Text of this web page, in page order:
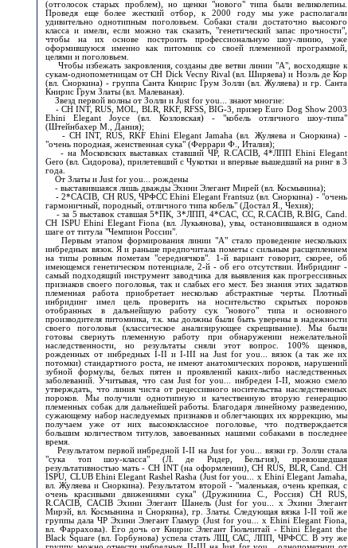
(отголосок старых проблем), но щенки "нового" типа были великолепны.
Проведя еще более жесткий отбор, к 2000 году мы уже располагали
удивительно однотипным поголовьем. Собаки стали достаточно высокого
класса и имели, если можно так сказать, "генетический запас прочности",
чтобы на их основе построить профессиональную шоу-линию, уже
оформившуюся именно как питомник со своей племенной программой,
целями и поголовьем.
Чтобы избежать закровления, созданы две ветви линии "А", восходящие к
сукам-однопометницам от CH Dick Vecny Rival (вл. Ширяева) и Ноэль де Кор
(вл. Сноркина) - группа Санта Книрис Грум Золли (вл. Жуляева) и гр. Санта
Книрис Грум Златы (вл. Малеваная).
Звезд первой волны от Золли и Just for you... знают многие:
- CH INT, RUS, MOL, BLR, RKF, RFSS, BIG-3, призер Euro Dog Show 2003
Ehini Elegant Joyce (вл. Козловская) - "кобель отличного шоу-типа"
(Штейнбахер М., Дания);
- CH INT, RUS, RKF Ehini Elegant Jamaha (вл. Жуляева и Сноркина) -
"очень породная, женственная сука" (Феррари Ф., Италия);
- на Московских выставках ставший ЧР, R.CACIB, 4*ЛПП Ehini Elegant
Gero (вл. Сидорова), прилетевший с Чукотки и впервые вышедший на ринг в 3
года.
От Златы и Just for you... рождены
- выставившаяся лишь дважды Эхини Элегант Мирей (вл. Космынина);
- 2*CACIB, CH RUS, ЧРФСС Ehini Elegant Frantsuz (вл. Сноркина) - "очень
гармоничный, породный, отличного типа кобель" (Достал Я., Чехия);
- за 5 выставок ставшая 5*ПК, 3*ЛПП, 4*CAC, СС, R.CACIB, R.BIG, Cand.
CH ISPU Ehini Elegant Fiona (вл. Лукьянова), увы, остановившаяся в одном
шаге от титула "Чемпион России".
Первым этапом формирования линии "А" стало проведение нескольких
инбредных вязок. Я и раньше предпочитала пометы с сильным расщеплением
на типы ровным пометам "середнячков". 1-й вариант говорит, скорее, об
имеющемся генетическом потенциале, 2-й - об его отсутствии. Инбридинг -
самый подходящий инструмент заводчика для выявления как прогрессивных
признаков своего поголовья, так и слабых его мест. Без знания этих задатков
племенная работа приобретает несколько абстрактные черты. Плотный
инбридинг имел цель проверить на носительство скрытых пороков
отобранных в дальнейшую работу сук "нового" типа и основного
производителя питомника, т.к. мы должны были быть уверены в надежности
своего поголовья (классическое анализирующее скрещивание). Мы были
готовы свернуть племенную работу при обнаружении нежелательной
наследственности, но результаты сняли этот вопрос. 100% щенков,
рожденных от инбредных I-II и I-III на Just for you... вязок (а так же их
потомки) стандартного роста, не имеют анатомических пороков, нарушений
зубной формулы, белых пятен и проявлений каких-либо наследственных
заболеваний. Учитывая, что сам Just for you... инбреден I-II, можно смело
утверждать, что линия чиста от рецессивного носительства наследственных
пороков. Мы получили однотипную и качественную вторую генерацию
племенных собак для дальнейшей работы. Благодаря линейному разведению,
сужающему набор наследуемых признаков и облегчающих их коррекцию, мы
получаем уже от них высококлассное поголовье, что подтверждается
большим количеством титулов, завоеванных нашими собаками в последнее
время.
Результатом первой инбредной I-II на Just for you... вязки гр. Золли стала
"сука топ шоу-класса" (Л. де Ридер, Бельгия), превзошедшая
результативностью мать - CH INT (на оформлении), CH RUS, BLR, Cand. CH
ISPU, CLUB Ehini Elegant Rashel Rasha (Just for you... x Ehini Elegant Jamaha,
вл. Жуляева и Сноркина). Результатом второй - "маленькая, очень крепкая, с
очень красивыми движениями сука" (Дружинина С., Россия) CH RUS,
R.CACIB, CACIB Эхини Элегант Шанель (Just for you... x Эхини Элегант
Мирэй, вл. Космынина и Сноркина), гр. Златы. Следующая вязка I-II той же
группы дала ЧР Эхини Элегант Гламур (Just for you... x Ehini Elegant Fiona,
вл. Фаррахова). Его дочь от Книрис Элегант Гюльчитай - Ehini Elegant the
Black Square (вл. Горбунова) успела стать ЛЩ, САС, ЛПП, ЧРФСС. В эту же